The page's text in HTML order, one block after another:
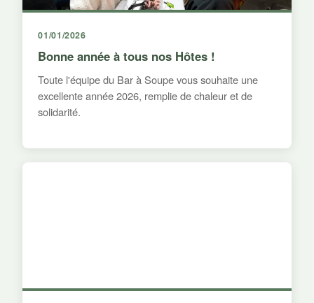
01/01/2026
Bonne année à tous nos Hôtes !
Toute l'équipe du Bar à Soupe vous souhaite une
excellente année 2026, remplie de chaleur et de
solidarité.